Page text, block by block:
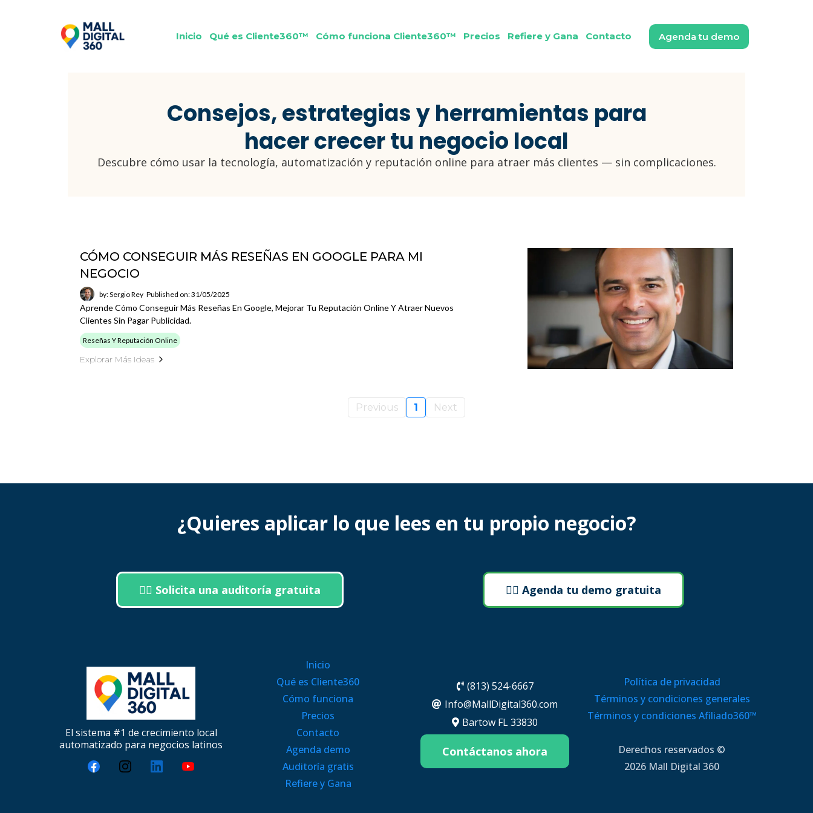
Inicio Qué es Cliente360™ Cómo funciona Cliente360™ Precios Refiere y Gana Contacto Agenda tu demo
Consejos, estrategias y herramientas para
hacer crecer tu negocio local
Descubre cómo usar la tecnología, automatización y reputación online para atraer más clientes — sin complicaciones.
CÓMO CONSEGUIR MÁS RESEÑAS EN GOOGLE PARA MI
NEGOCIO
by: Sergio Rey Published on: 31/05/2025
Aprende Cómo Conseguir Más Reseñas En Google, Mejorar Tu Reputación Online Y Atraer Nuevos
Clientes Sin Pagar Publicidad.
Reseñas Y Reputación Online
Explorar Más Ideas
Previous 1 Next
¿Quieres aplicar lo que lees en tu propio negocio?
👉🏼 Solicita una auditoría gratuita 👉🏼 Agenda tu demo gratuita
El sistema #1 de crecimiento local
automatizado para negocios latinos
Inicio
Qué es Cliente360
Cómo funciona
Precios
Contacto
Agenda demo
Auditoría gratis
Refiere y Gana
(813) 524-6667
Info@MallDigital360.com
Bartow FL 33830
Contáctanos ahora
Política de privacidad
Términos y condiciones generales
Términos y condiciones Afiliado360™
Derechos reservados ©
2026 Mall Digital 360